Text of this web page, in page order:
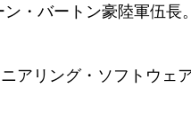
・バートン豪陸軍伍長。
アリング・ソフトウェ